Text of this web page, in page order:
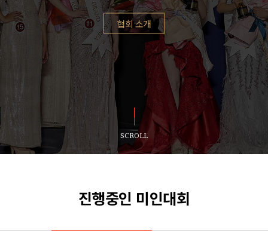
협회 소개
SCROLL
진행중인 미인대회